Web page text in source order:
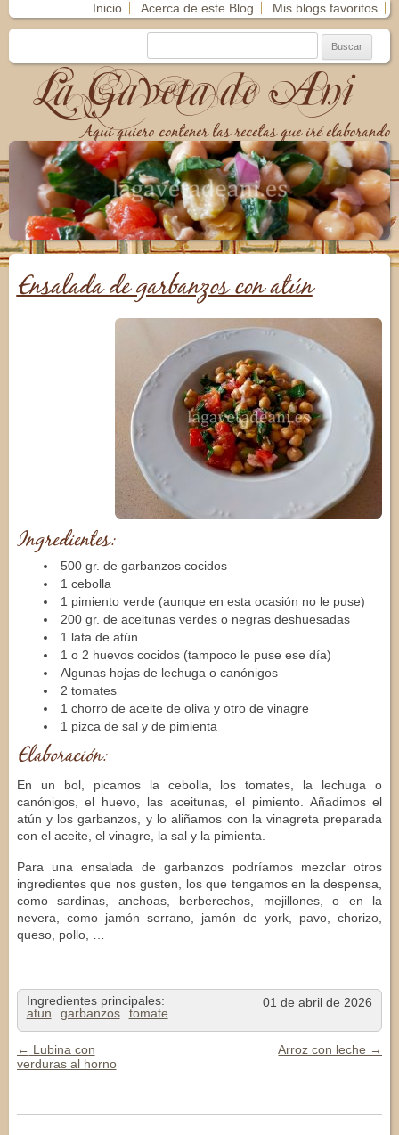
La Gaveta de Ani
Aquí quiero contener las recetas que iré elaborando
Inicio Acerca de este Blog Mis blogs favoritos
Ensalada de garbanzos con atún
Ingredientes:
500 gr. de garbanzos cocidos
1 cebolla
1 pimiento verde (aunque en esta ocasión no le puse)
200 gr. de aceitunas verdes o negras deshuesadas
1 lata de atún
1 o 2 huevos cocidos (tampoco le puse ese día)
Algunas hojas de lechuga o canónigos
2 tomates
1 chorro de aceite de oliva y otro de vinagre
1 pizca de sal y de pimienta
Elaboración:
En un bol, picamos la cebolla, los tomates, la lechuga o
canónigos, el huevo, las aceitunas, el pimiento. Añadimos el
atún y los garbanzos, y lo aliñamos con la vinagreta preparada
con el aceite, el vinagre, la sal y la pimienta.
Para una ensalada de garbanzos podríamos mezclar otros
ingredientes que nos gusten, los que tengamos en la despensa,
como sardinas, anchoas, berberechos, mejillones, o en la
nevera, como jamón serrano, jamón de york, pavo, chorizo,
queso, pollo, …
01 de abril de 2026
Ingredientes principales:
atun
garbanzos tomate
Navegación de Entradas
← Lubina con
verduras al horno
Arroz con leche →